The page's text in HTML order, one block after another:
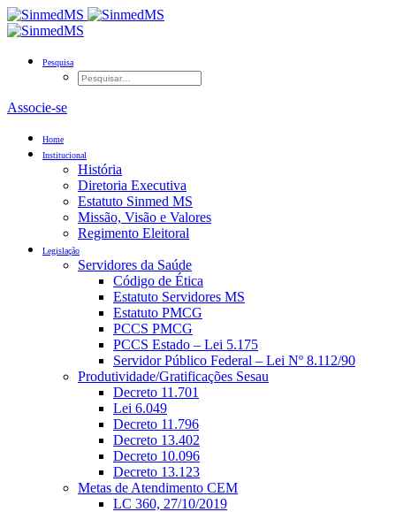
Pesquisa
Associe-se
Home
Institucional
História
Diretoria Executiva
Estatuto Sinmed MS
Missão, Visão e Valores
Regimento Eleitoral
Legislação
Servidores da Saúde
Código de Ética
Estatuto Servidores MS
Estatuto PMCG
PCCS PMCG
PCCS Estado – Lei 5.175
Servidor Público Federal – Lei Nº 8.112/90
Produtividade/Gratificações Sesau
Decreto 11.701
Lei 6.049
Decreto 11.796
Decreto 13.402
Decreto 10.096
Decreto 13.123
Metas de Atendimento CEM
LC 360, 27/10/2019